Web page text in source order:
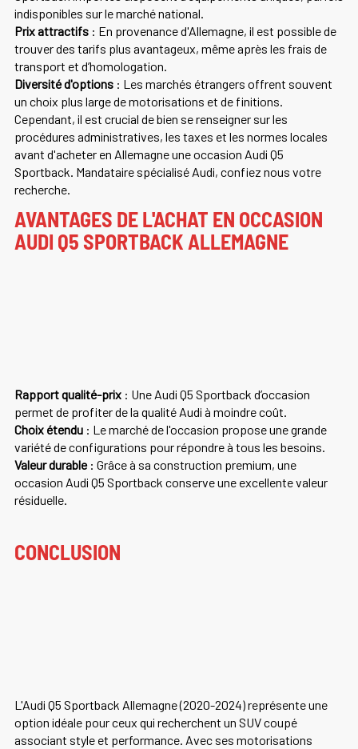
indisponibles sur le marché national.
Prix attractifs: En provenance d'Allemagne, il est possible de
trouver des tarifs plus avantageux, même après les frais de
transport et d’homologation.
Diversité d'options: Les marchés étrangers offrent souvent
un choix plus large de motorisations et de finitions.
Cependant, il est crucial de bien se renseigner sur les
procédures administratives, les taxes et les normes locales
avant d'acheter en Allemagne une occasion Audi Q5
Sportback. Mandataire spécialisé Audi, confiez nous votre
recherche.
AVANTAGES DE L'ACHAT EN OCCASION
AUDI Q5 SPORTBACK ALLEMAGNE
Rapport qualité-prix: Une Audi Q5 Sportback d’occasion
permet de profiter de la qualité Audi à moindre coût.
Choix étendu: Le marché de l'occasion propose une grande
variété de configurations pour répondre à tous les besoins.
Valeur durable: Grâce à sa construction premium, une
occasion Audi Q5 Sportback conserve une excellente valeur
résiduelle.
CONCLUSION
L'Audi Q5 Sportback Allemagne (2020-2024) représente une
option idéale pour ceux qui recherchent un SUV coupé
associant style et performance. Avec ses motorisations